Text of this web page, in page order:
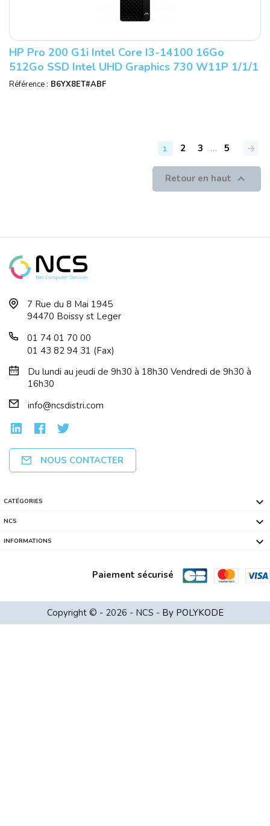
HP Pro 200 G1i Intel Core I3-14100 16Go
512Go SSD Intel UHD Graphics 730 W11P 1/1/1
Smartbuy
Référence : B6YX8ET#ABF
1 2 3 … 5
Retour en haut 
7 Rue du 8 Mai 1945
94470 Boissy st Leger
01 74 01 70 00
01 43 82 94 31 (Fax)
Du lundi au jeudi de 9h30 à 18h30 Vendredi de 9h30 à
16h30
info@ncsdistri.com
NOUS CONTACTER
CATÉGORIES 
NCS 
INFORMATIONS 
Paiement sécurisé
Copyright © - 2026 - NCS - By POLYKODE